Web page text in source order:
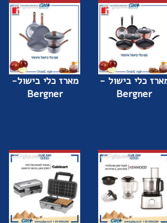
כלי בישול -
Bergner
מארז כלי בישול-
Bergner